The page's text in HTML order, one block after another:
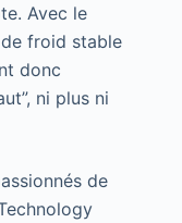
Avec le
froid stable
donc
ni plus ni
de